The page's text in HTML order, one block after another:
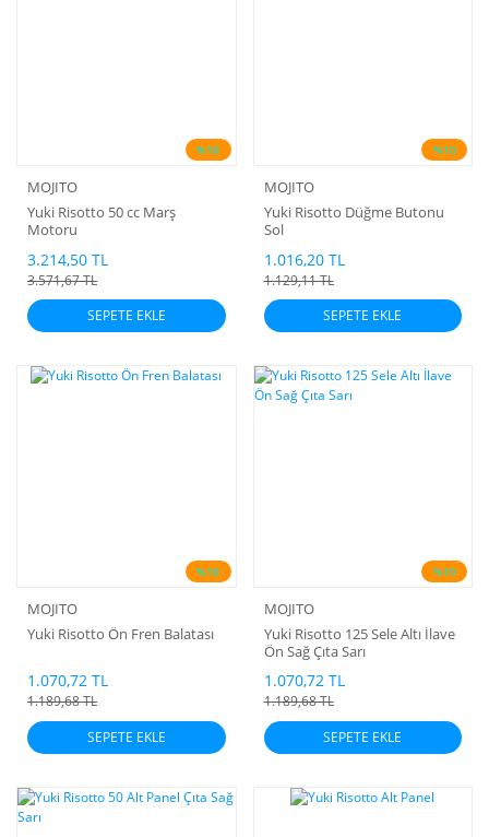
%10
MOJITO
Yuki Risotto 50 cc Marş
Motoru
3.214,50 TL
3.571,67 TL
SEPETE EKLE
%10
MOJITO
Yuki Risotto Düğme Butonu
Sol
1.016,20 TL
1.129,11 TL
SEPETE EKLE
%10
MOJITO
Yuki Risotto Ön Fren Balatası
1.070,72 TL
1.189,68 TL
SEPETE EKLE
%10
MOJITO
Yuki Risotto 125 Sele Altı İlave
Ön Sağ Çıta Sarı
1.070,72 TL
1.189,68 TL
SEPETE EKLE